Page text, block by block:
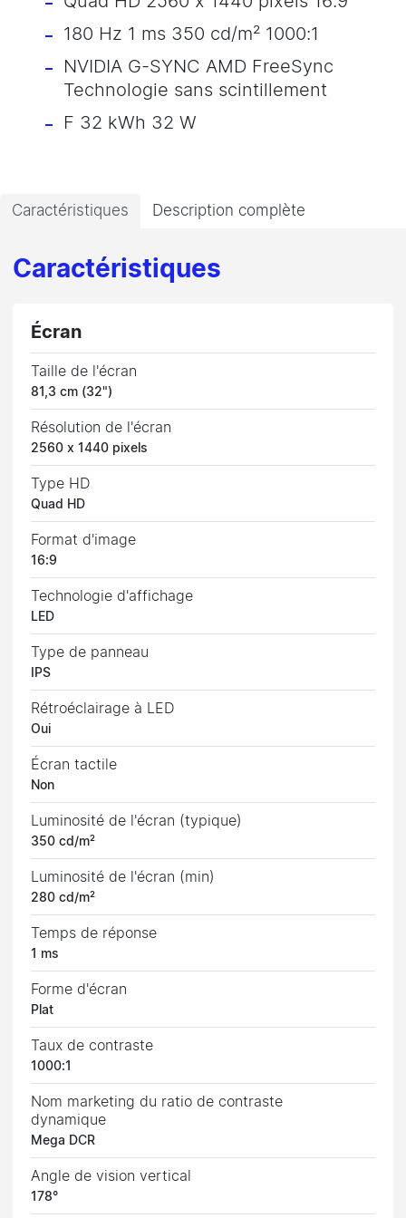
180 Hz 1 ms 350 cd/m² 1000:1
NVIDIA G-SYNC AMD FreeSync
Technologie sans scintillement
F 32 kWh 32 W
Caractéristiques Description complète
Caractéristiques
Écran
Taille de l'écran
81,3 cm (32")
Résolution de l'écran
2560 x 1440 pixels
Type HD
Quad HD
Format d'image
16:9
Technologie d'affichage
LED
Type de panneau
IPS
Rétroéclairage à LED
Oui
Écran tactile
Non
Luminosité de l'écran (typique)
350 cd/m²
Luminosité de l'écran (min)
280 cd/m²
Temps de réponse
1 ms
Forme d'écran
Plat
Taux de contraste
1000:1
Nom marketing du ratio de contraste
dynamique
Mega DCR
Angle de vision vertical
178°